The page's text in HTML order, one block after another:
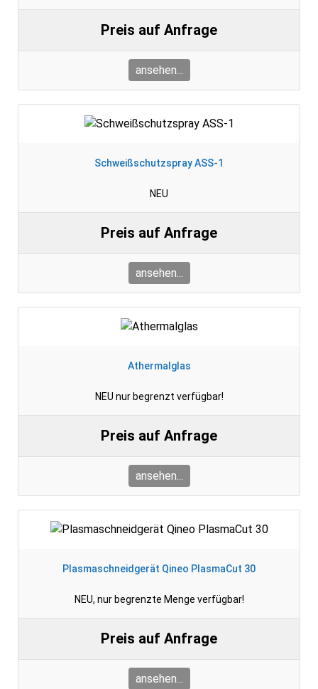
Preis auf Anfrage
ansehen...
Schweißschutzspray ASS-1
NEU
Preis auf Anfrage
ansehen...
Athermalglas
NEU nur begrenzt verfügbar!
Preis auf Anfrage
ansehen...
Plasmaschneidgerät Qineo PlasmaCut 30
NEU, nur begrenzte Menge verfügbar!
Preis auf Anfrage
ansehen...